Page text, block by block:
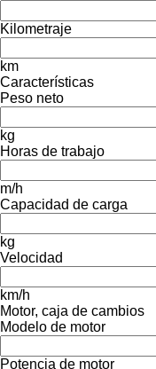
Kilometraje
km
Características
Peso neto
kg
Horas de trabajo
m/h
Capacidad de carga
kg
Velocidad
km/h
Motor, caja de cambios
Modelo de motor
Potencia de motor